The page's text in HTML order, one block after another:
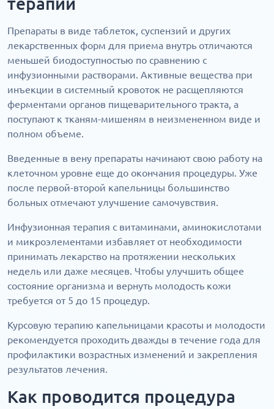
Препараты в виде таблеток, суспензий и других
лекарственных форм для приема внутрь отличаются
меньшей биодоступностью по сравнению с
инфузионными растворами. Активные вещества при
инъекции в системный кровоток не расщепляются
ферментами органов пищеварительного тракта, а
поступают к тканям-мишеням в неизмененном виде и
полном объеме.
Введенные в вену препараты начинают свою работу на
клеточном уровне еще до окончания процедуры. Уже
после первой-второй капельницы большинство
больных отмечают улучшение самочувствия.
Инфузионная терапия с витаминами, аминокислотами
и микроэлементами избавляет от необходимости
принимать лекарство на протяжении нескольких
недель или даже месяцев. Чтобы улучшить общее
состояние организма и вернуть молодость кожи
требуется от 5 до 15 процедур.
Курсовую терапию капельницами красоты и молодости
рекомендуется проходить дважды в течение года для
профилактики возрастных изменений и закрепления
результатов лечения.
Как проводится процедура